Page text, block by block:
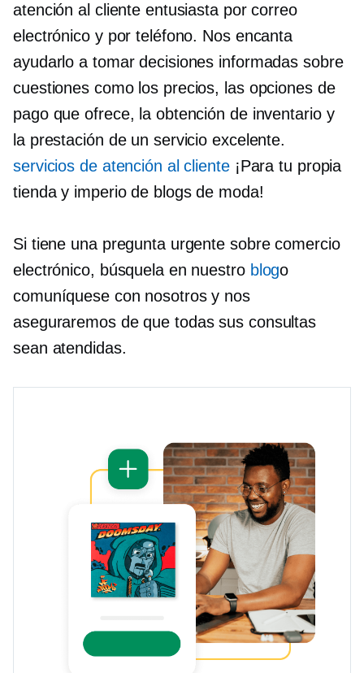
atención al cliente entusiasta por correo
electrónico y por teléfono. Nos encanta
ayudarlo a tomar decisiones informadas sobre
cuestiones como los precios, las opciones de
pago que ofrece, la obtención de inventario y
la prestación de un servicio excelente.
servicios de atención al cliente¡Para tu propia
tienda y imperio de blogs de moda!
Si tiene una pregunta urgente sobre comercio
electrónico, búsquela en nuestro blogo
comuníquese con nosotros y nos
aseguraremos de que todas sus consultas
sean atendidas.